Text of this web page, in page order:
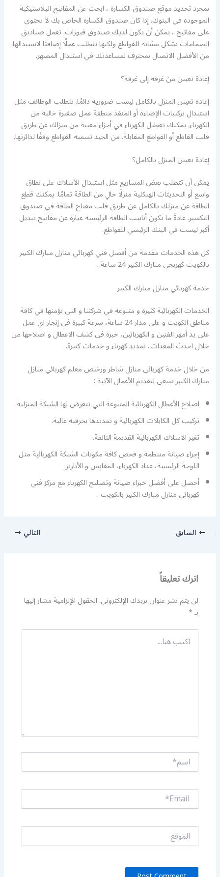
بمجرد تحديد موقع صندوق الكسارة ، ابحث عن المفاتيح البلاستيكية
الموجودة في البنوك. إذا كان صندوق الكسارة الخاص بك لا يحتوي
على مفاتيح ، يمكن أن يكون لديك صندوق فيوزات. تعمل صناديق
الصمامات بشكل مشابه للقواطع ولكنها تتطلب عملًا إضافيًا لاستبدالها.
من الأفضل الاتصال بمحترف لمساعدتك في استبدال المصهر.
إعادة تعيين من غرفة إلى غرفة؟
إعادة تعيين المنزل بالكامل ليست ضرورية دائمًا. تتطلب الوظائف مثل
استبدال تركيبات الإضاءة أو المنفذ منطقة عمل صغيرة خالية من
الكهرباء. يمكنك تعطيل الكهرباء في أجزاء معينة من منزلك عن طريق
قلب القاطع أو القواطع المقابلة. من الجيد تسمية القواطع وفقًا لدائرتها.
إعادة تعيين المنزل بالكامل؟
يمكن أن تتطلب بعض المشاريع مثل استبدال الأسلاك على نطاق
واسع أو التحديثات الهيكلية منزلًا خالٍ من الطاقة تمامًا. يمكنك قطع
الطاقة عن منزلك بالكامل عن طريق قلب مفتاح الطاقة في صندوق
التكسير. عادةً ما تكون أنابيب الطاقة الرئيسية عبارة عن مفاتيح تبديل
أكبر ليست في البنك الرئيسي للقواطع.
كل هذه الخدمات مقدمة من أفضل فني كهربائي منازل مبارك الكبير
بالكويت كهربجي مبارك الكبير 24 ساعة .
خدمة كهربائي منازل مبارك الكبير
الخدمات الكهربائية كثيرة و متنوعة في شركتنا و التي نؤمنها في كافة
مناطق الكويت و على مدار 24 ساعة، سرعة كبيرة في إنجاز اي عمل
على يد أمهر الفنين و الكهربائين، خبرة في كشف الاعطال و اصلاحها من
خلال احدث المعدات، تمديد كهرباء و خدمات كثيرة.
من خلال خدمة كهربائي منازل شاطر ورخيص معلم كهربائي منازل
مبارك الكبير نسعى لتقديم الأعمال الآتية :
اصلاح الأعطال الكهربائية المتنوعة التي تتعرض لها الشبكة المنزلية.
تركيب كل الكابلات الكهربائية و تمديدها بحرفية عالية.
تغير الاسلاك الكهربائية القديمة التالفة.
إجراء صيانة منتظمة و فحص كافة مكونات الشبكة الكهربائية مثل
اللوحة الرئيسية، عداد الكهرباء، المقابس و الأباريز.
أحصل على أفضل خبراء صيانة وتصليح الكهرباء مع مركز فني
كهربائي منازل مبارك الكبير بالكويت .
السابق التالي
اترك تعليقاً
لن يتم نشر عنوان بريدك الإلكتروني.الحقول الإلزامية مشار إليها
بـ*
اكتب
هنا...
اسم*
Email*
الموقع